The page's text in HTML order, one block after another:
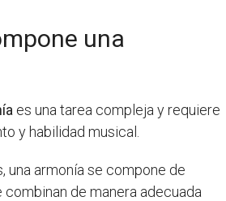
una
es una tarea compleja y requiere
y habilidad musical.
una armonía se compone de
combinan de manera adecuada